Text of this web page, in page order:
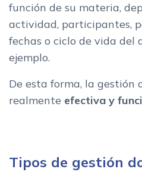
función de su materia,
actividad, participantes,
fechas o ciclo de vida del
ejemplo.
De esta forma, la gestión
realmente efectiva y
Tipos de gestión